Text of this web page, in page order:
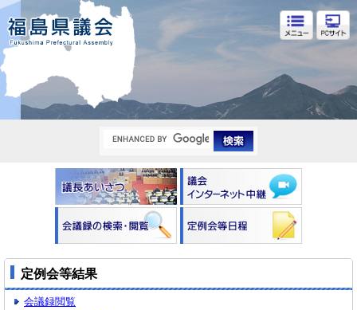
福島県議会
定例会等結果
会議録閲覧